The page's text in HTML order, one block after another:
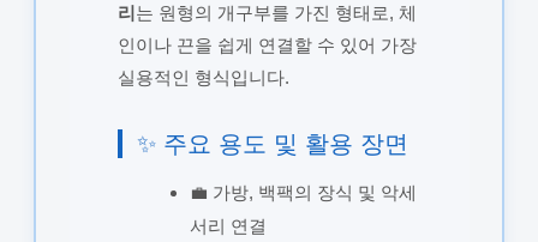
리는 원형의 개구부를 가진 형태로, 체
인이나 끈을 쉽게 연결할 수 있어 가장
실용적인 형식입니다.
✨ 주요 용도 및 활용 장면
💼 가방, 백팩의 장식 및 악세
서리 연결